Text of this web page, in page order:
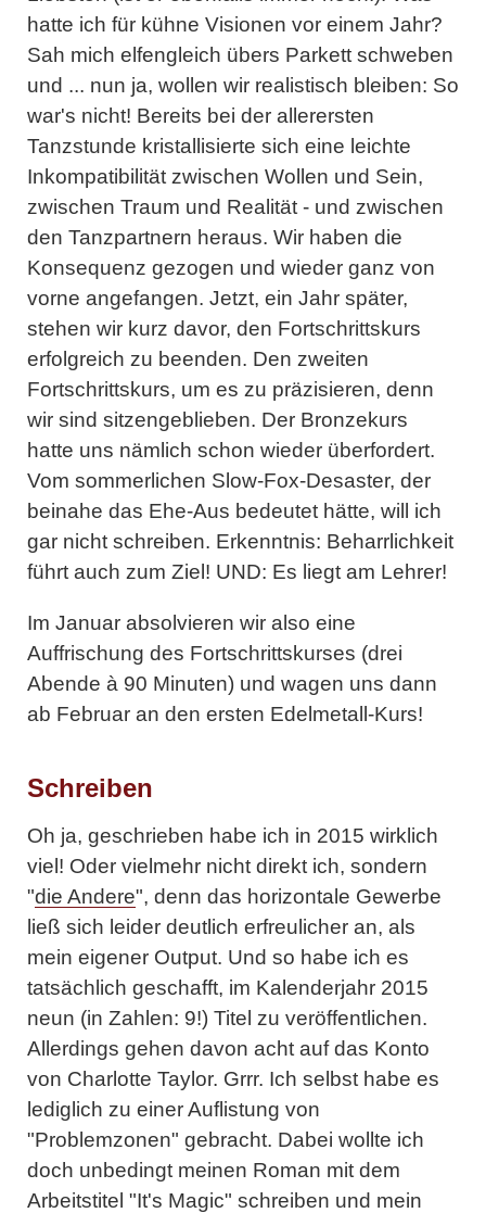
hatte ich für kühne Visionen vor einem Jahr?
Sah mich elfengleich übers Parkett schweben
und ... nun ja, wollen wir realistisch bleiben: So
war's nicht! Bereits bei der allerersten
Tanzstunde kristallisierte sich eine leichte
Inkompatibilität zwischen Wollen und Sein,
zwischen Traum und Realität - und zwischen
den Tanzpartnern heraus. Wir haben die
Konsequenz gezogen und wieder ganz von
vorne angefangen. Jetzt, ein Jahr später,
stehen wir kurz davor, den Fortschrittskurs
erfolgreich zu beenden. Den zweiten
Fortschrittskurs, um es zu präzisieren, denn
wir sind sitzengeblieben. Der Bronzekurs
hatte uns nämlich schon wieder überfordert.
Vom sommerlichen Slow-Fox-Desaster, der
beinahe das Ehe-Aus bedeutet hätte, will ich
gar nicht schreiben. Erkenntnis: Beharrlichkeit
führt auch zum Ziel! UND: Es liegt am Lehrer!
Im Januar absolvieren wir also eine
Auffrischung des Fortschrittskurses (drei
Abende à 90 Minuten) und wagen uns dann
ab Februar an den ersten Edelmetall-Kurs!
Schreiben
Oh ja, geschrieben habe ich in 2015 wirklich
viel! Oder vielmehr nicht direkt ich, sondern
"die Andere", denn das horizontale Gewerbe
ließ sich leider deutlich erfreulicher an, als
mein eigener Output. Und so habe ich es
tatsächlich geschafft, im Kalenderjahr 2015
neun (in Zahlen: 9!) Titel zu veröffentlichen.
Allerdings gehen davon acht auf das Konto
von Charlotte Taylor. Grrr. Ich selbst habe es
lediglich zu einer Auflistung von
"Problemzonen" gebracht. Dabei wollte ich
doch unbedingt meinen Roman mit dem
Arbeitstitel "It's Magic" schreiben und mein